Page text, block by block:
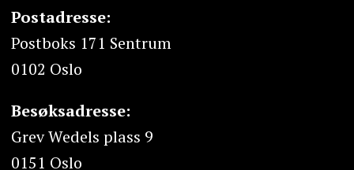
Postadresse:
Postboks 171 Sentrum
0102 Oslo
Besøksadresse:
Grev Wedels plass 9
0151 Oslo